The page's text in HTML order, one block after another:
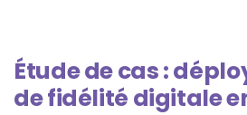
Étude de cas :
de fidélité digitale